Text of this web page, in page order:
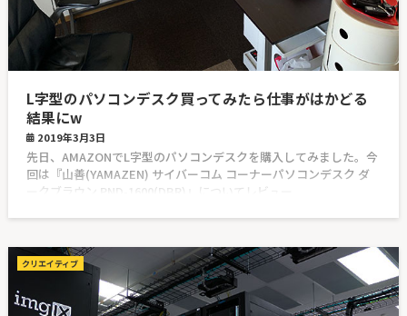
L字型のパソコンデスク買ってみたら仕事がはかどる
結果にw
2019年3月3日
先日、AMAZONでL字型のパソコンデスクを購入してみました。今
回は『山善(YAMAZEN) サイバーコム コーナーパソコンデスク ダ
ークブラウン PND-1600(DBR)』についてレビュー
クリエイティブ